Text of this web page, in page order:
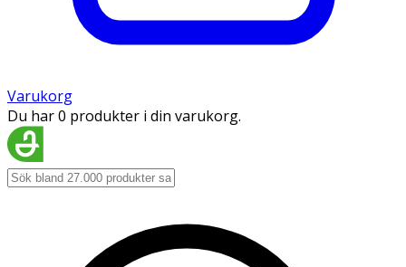
Varukorg
Du har 0 produkter i din varukorg.